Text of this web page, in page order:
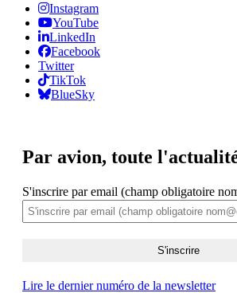
Instagram
YouTube
LinkedIn
Facebook
Twitter
TikTok
BlueSky
Par avion, toute
S'inscrire par email (champ obligatoire
Lire le dernier numéro de la newsletter